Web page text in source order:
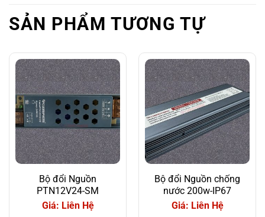
SẢN PHẨM TƯƠNG TỰ
Bộ đổi Nguồn
PTN12V24-SM
Giá: Liên Hệ
Bộ đổi Nguồn chống
nước 200w-IP67
Giá: Liên Hệ